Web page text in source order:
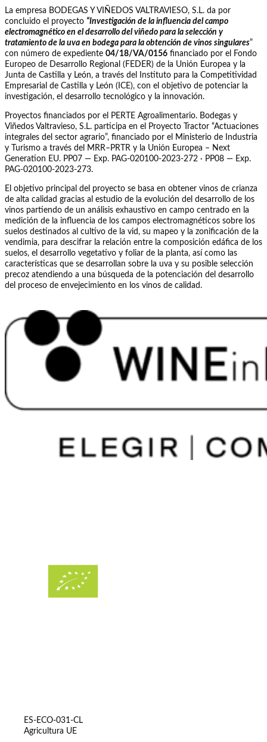
La empresa BODEGAS Y VIÑEDOS VALTRAVIESO, S.L. da por
concluido el proyecto “Investigación de la influencia del campo
electromagnético en el desarrollo del viñedo para la selección y
tratamiento de la uva en bodega para la obtención de vinos singulares”
con número de expediente 04/18/VA/0156 financiado por el Fondo
Europeo de Desarrollo Regional (FEDER) de la Unión Europea y la
Junta de Castilla y León, a través del Instituto para la Competitividad
Empresarial de Castilla y León (ICE), con el objetivo de potenciar la
investigación, el desarrollo tecnológico y la innovación.
Proyectos financiados por el PERTE Agroalimentario. Bodegas y
Viñedos Valtravieso, S.L. participa en el Proyecto Tractor “Actuaciones
integrales del sector agrario”, financiado por el Ministerio de Industria
y Turismo a través del MRR–PRTR y la Unión Europea – Next
Generation EU. PP07 — Exp. PAG-020100-2023-272 · PP08 — Exp.
PAG-020100-2023-273.
El objetivo principal del proyecto se basa en obtener vinos de crianza
de alta calidad gracias al estudio de la evolución del desarrollo de los
vinos partiendo de un análisis exhaustivo en campo centrado en la
medición de la influencia de los campos electromagnéticos sobre los
suelos destinados al cultivo de la vid, su mapeo y la zonificación de la
vendimia, para descifrar la relación entre la composición edáfica de los
suelos, el desarrollo vegetativo y foliar de la planta, así como las
características que se desarrollan sobre la uva y su posible selección
precoz atendiendo a una búsqueda de la potenciación del desarrollo
del proceso de envejecimiento en los vinos de calidad.
ES-ECO-031-CL
Agricultura UE